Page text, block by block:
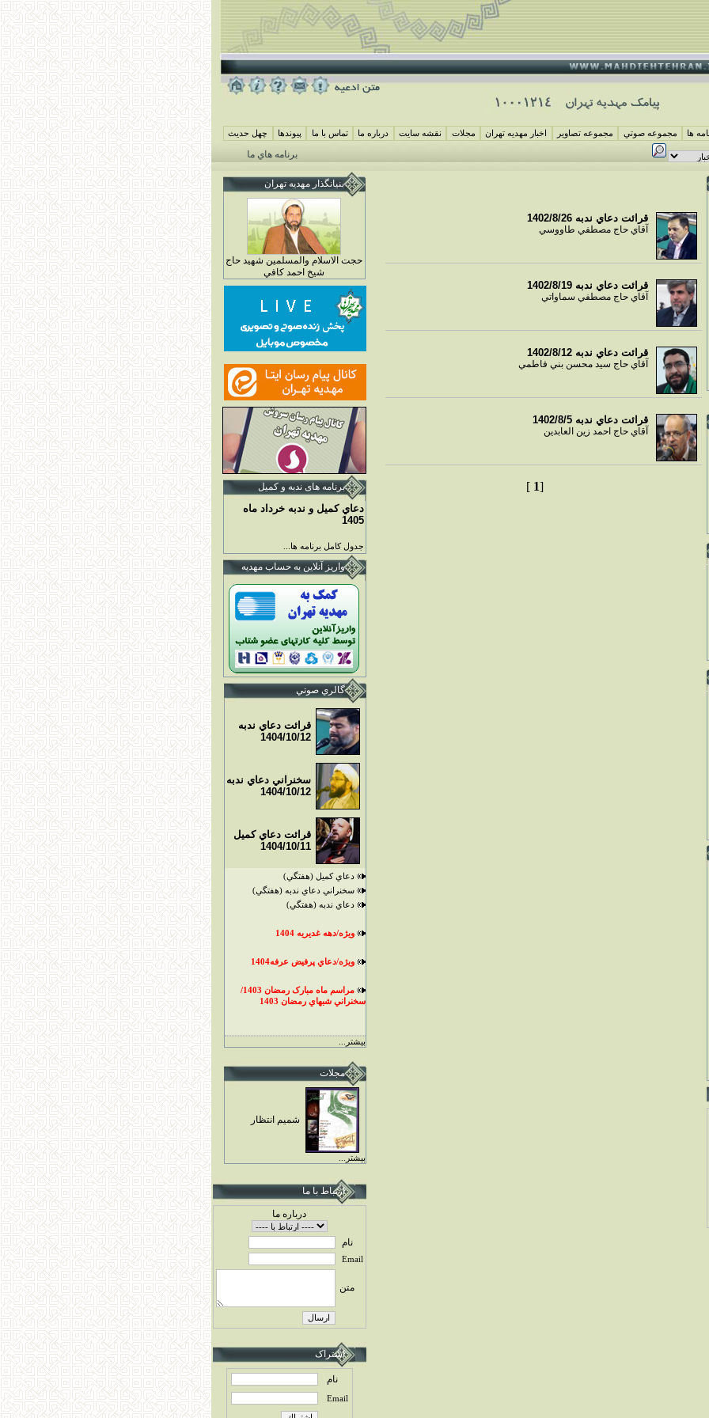
چهل حديث پيوندها تماس با ما درباره ما نقشه سايت مجلات اخبار مهديه تهران مجموعه تصاوير مجموعه صوتي ها
برنامه هاي ماه محرم مهديه تهران 1405 همايش شيرخوارگان حسيني ( جمعه 29 خرداد ماه 4 محرم 1448)
قرائت دعاي ندبه 1402/8/26
آقاي حاج مصطفي طاووسي
قرائت دعاي ندبه 1402/8/19
آقاي حاج مصطفي سماواتي
قرائت دعاي ندبه 1402/8/12
آقاي حاج سيد محسن بني فاطمي
قرائت دعاي ندبه 1402/8/5
آقاي حاج احمد زين العابدين
[
1
]
بنيانگذار مهديه تهران
حجت الاسلام والمسلمين شهيد حاج
شيخ احمد کافي
برنامه های ندبه و کمیل
دعاي کميل و ندبه خرداد ماه
1405
جدول کامل برنامه ها...
واريز آنلاين به حساب مهديه
گالري صوتي
قرائت دعاي ندبه
1404/10/12
سخنراني دعاي ندبه
1404/10/12
قرائت دعاي کميل
1404/10/11
دعاي کميل (هفتگي)
سخنراني دعاي ندبه (هفتگي)
دعاي ندبه (هفتگي)
ويژه/دهه غديريه 1404
ويژه/دعاي پرفيض عرفه1404
مراسم ماه مبارک رمضان 1403/
سخنراني شبهاي رمضان 1403
بيشتر...
مجلات
شميم انتظار
بيشتر...
ارتباط با ما
درباره ما
نام
Email
متن
اشتراک
نام
Email